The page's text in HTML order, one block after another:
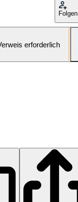
Folgen
erforderlich